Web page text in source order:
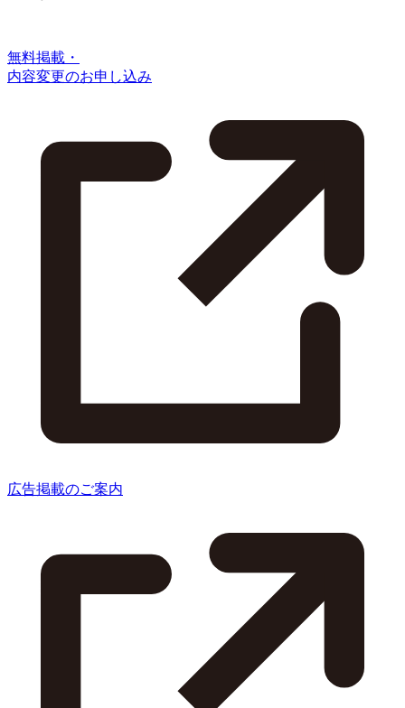
無料掲載・
内容変更のお申し込み
広告掲載のご案内